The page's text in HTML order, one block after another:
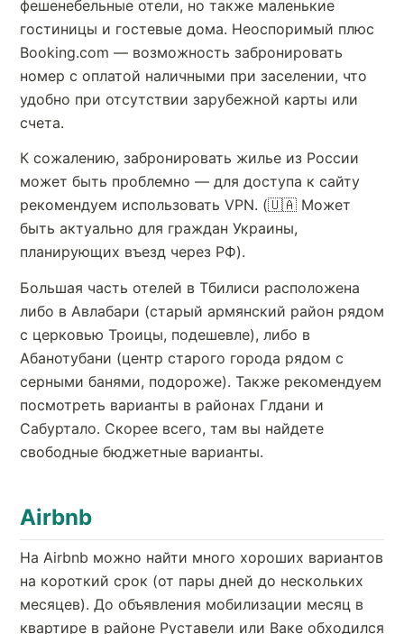
фешенебельные отели, но также маленькие
гостиницы и гостевые дома. Неоспоримый плюс
Booking.com — возможность забронировать
номер с оплатой наличными при заселении, что
удобно при отсутствии зарубежной карты или
счета.
К сожалению, забронировать жилье из России
может быть проблемно — для доступа к сайту
рекомендуем использовать VPN. (🇺🇦 Может
быть актуально для граждан Украины,
планирующих въезд через РФ).
Большая часть отелей в Тбилиси расположена
либо в Авлабари (старый армянский район рядом
с церковью Троицы, подешевле), либо в
Абанотубани (центр старого города рядом с
серными банями, подороже). Также рекомендуем
посмотреть варианты в районах Глдани и
Сабуртало. Скорее всего, там вы найдете
свободные бюджетные варианты.
Airbnb
На Airbnb можно найти много хороших вариантов
на короткий срок (от пары дней до нескольких
месяцев). До объявления мобилизации месяц в
квартире в районе Руставели или Ваке обходился